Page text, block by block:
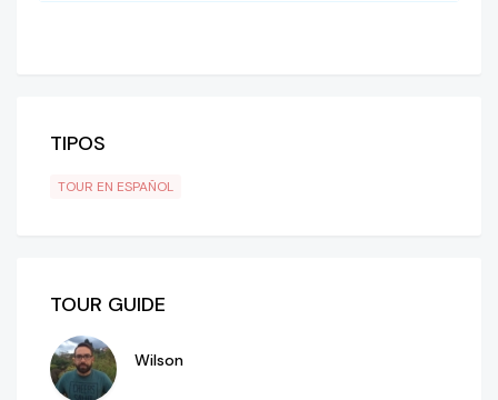
TIPOS
TOUR EN ESPAÑOL
TOUR GUIDE
Wilson